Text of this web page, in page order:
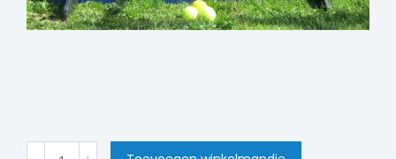
Piratenkoppen